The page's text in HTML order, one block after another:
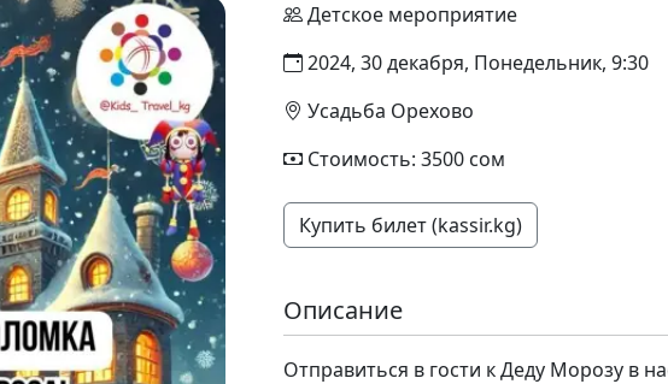
Детское мероприятие
2024, 30 декабря, Понедельник, 9:30
Усадьба Орехово
Стоимость: 3500 сом
Купить билет (kassir.kg)
Описание
Отправиться в гости к Деду Морозу в